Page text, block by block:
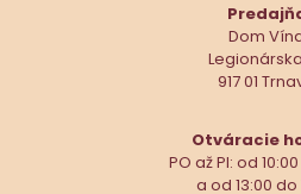
Dom
917 01
Otváracie
PO až PI: od
a od 13:00 do